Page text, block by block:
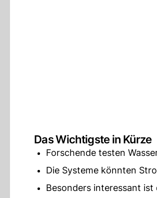
Das Wichtigste in Kürze
Forschende testen
Die Systeme könnten
Besonders interessant